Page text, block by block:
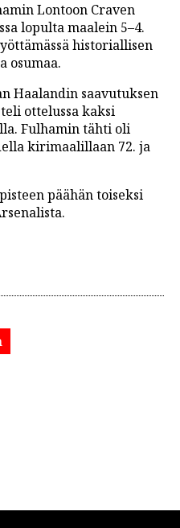
Lontoon Craven
lopulta maalein 5–4.
historiallisen
osumaa.
Haalandin saavutuksen
ottelussa kaksi
Fulhamin tähti oli
kirimaalillaan 72. ja
päähän toiseksi